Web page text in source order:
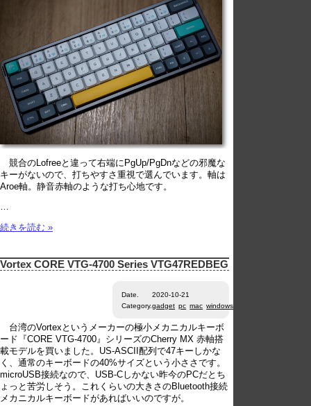
競合のLofreeと違って右端にPgUp/PgDnなどの邪魔な
キーがないので、打ちやすさ重視で選んでいます。軸は
Aroe軸。静音赤軸のような打ち心地です。
続きを読む »
Vortex CORE VTG-4700 Series VTG47REDBEG
Date.
2020-10-21
Category.gadget pc mac windows
台湾のVortexというメーカーの極小メカニカルキーボ
ード『CORE VTG-4700』シリーズのCherry MX 赤軸搭
載モデルを買いました。US-ASCII配列で47キーしかな
く、通常のキーボードの40%サイズという小ささです。
microUSB接続なので、USB-Cしかない昨今のPCだとち
ょっと苦労しそう。これくらいの大きさのBluetooth接続
メカニカルキーボードがあればいいのですが。